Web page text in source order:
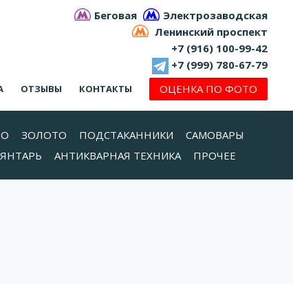
Беговая
Электрозаводская
Ленинский проспект
+7 (916) 100-99-42
+7 (999) 780-67-79
ОТЗЫВЫ КОНТАКТЫ ОЦЕНКА ПО ФОТО
ЗОЛОТО ПОДСТАКАННИКИ
САМОВАРЫ
ЯНТАРЬ АНТИКВАРНАЯ ТЕХНИКА ПРОЧЕЕ